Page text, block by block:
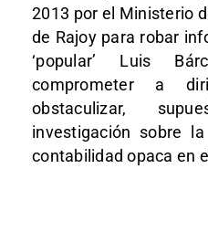
2013 por el Ministerio
de Rajoy para robar
‘popular’ Luis
comprometer a
obstaculizar,
investigación sobre
contabilidad opaca en